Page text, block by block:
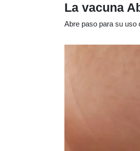
La vacuna
Abre paso para su uso